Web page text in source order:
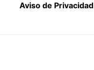
Aviso de Privacidad